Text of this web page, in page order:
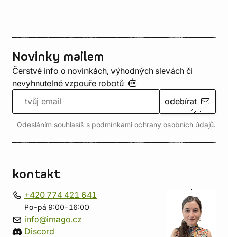
Novinky mailem
Čerstvé info o novinkách, výhodných slevách či
nevyhnutelné vzpouře robotů
odebírat
Odesláním souhlasíš s podmínkami ochrany osobních údajů.
kontakt
+420 774 421 641
Po-pá 9:00-16:00
info@imago.cz
Discord